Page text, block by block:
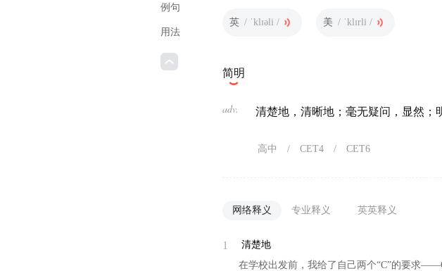
例句
用法
英 / ˈklɪəli / 美 / ˈklɪrli /
简明
adv. 清楚地，清晰地；毫无疑问，显然；
高中 / CET4 / CET6
网络释义 专业释义 英英释义
1
清楚地
在学校出发前，我给了自己两个“C”的要求